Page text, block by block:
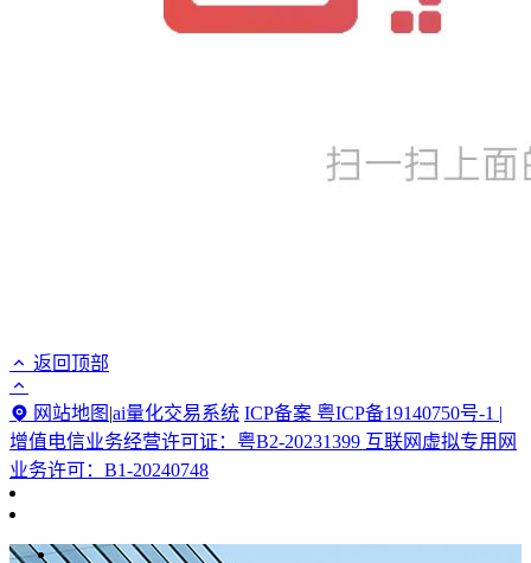
返回顶部
网站地图 |ai量化交易系统 ICP备案 粤ICP备19140750号-1 |
增值电信业务经营许可证：粤B2-20231399 互联网虚拟专用网
业务许可：B1-20240748